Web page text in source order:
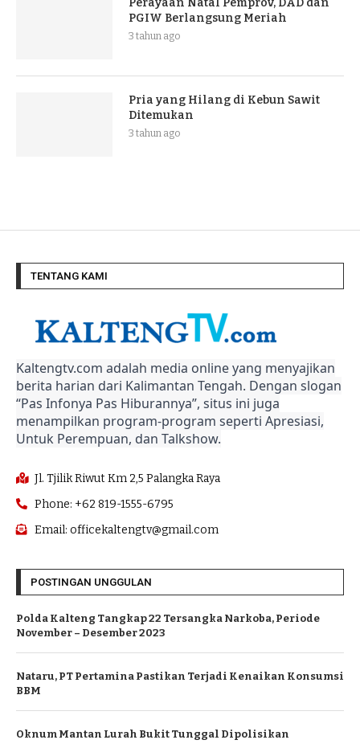
PGIW Berlangsung Meriah
3 tahun ago
Pria yang Hilang di Kebun Sawit
Ditemukan
3 tahun ago
TENTANG KAMI
Kaltengtv.com adalah media online yang menyajikan
berita harian dari Kalimantan Tengah. Dengan slogan
“Pas Infonya Pas Hiburannya”, situs ini juga
menampilkan program-program seperti Apresiasi,
Untuk Perempuan, dan Talkshow.
Jl. Tjilik Riwut Km 2,5 Palangka Raya
Phone: +62 819-1555-6795
Email: officekaltengtv@gmail.com
POSTINGAN UNGGULAN
Polda Kalteng Tangkap 22 Tersangka Narkoba, Periode
November – Desember 2023
Nataru, PT Pertamina Pastikan Terjadi Kenaikan Konsumsi
BBM
Oknum Mantan Lurah Bukit Tunggal Dipolisikan